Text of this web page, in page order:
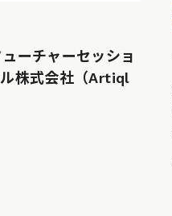
ーチャーセッショ
ル株式会社（Artiql